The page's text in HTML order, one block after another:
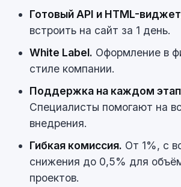
Готовый API и HTML-
встроить на сайт за 1 день.
White Label. Оформление в
стиле компании.
Поддержка на каждом
Специалисты помогают на
внедрения.
Гибкая комиссия. От 1%, с
снижения до 0,5% для
проектов.